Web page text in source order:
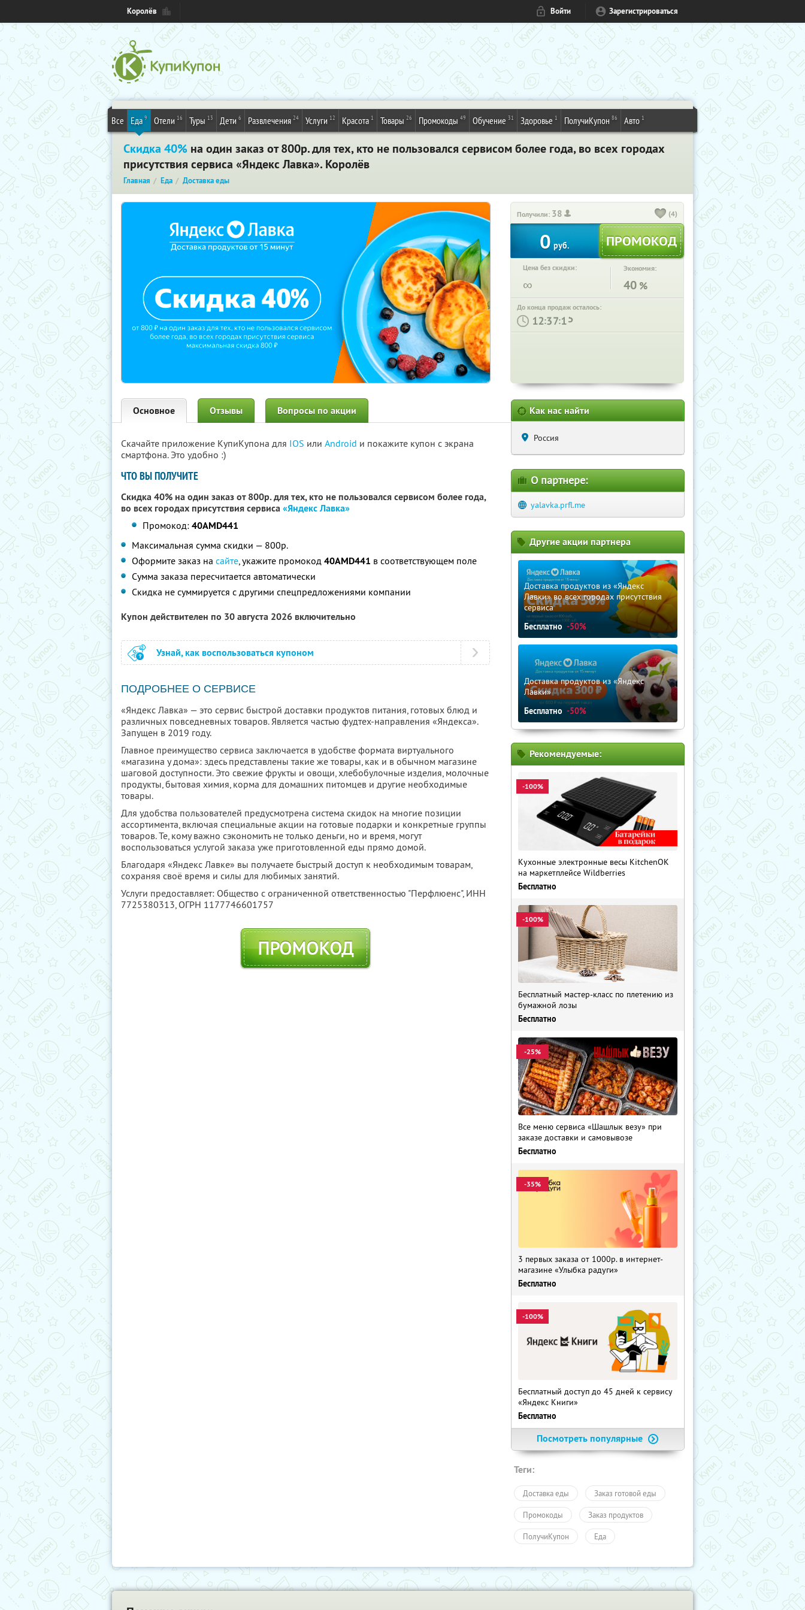
Королёв Войти Зарегистрироваться
Все Еда 9 Отели 16 Туры 13 Дети 6 Развлечения 24 Услуги 12 Красота 1 Товары 26 Промокоды 49 Обучение 31 Здоровье 1 ПолучиКупон 86 Авто 1
Скидка 40% на один заказ от 800р. для тех, кто не пользовался сервисом более года, во всех городах
присутствия сервиса «Яндекс Лавка». Королёв
Главная Еда Доставка еды
Получили: 38 (4)
0 руб.
Цена без скидки:
∞
Экономия:
40 %
До конца продаж осталось:
: :
Основное Отзывы Вопросы по акции
Скачайте приложение КупиКупона для IOS или Android и покажите купон с экрана
смартфона. Это удобно :)
ЧТО ВЫ ПОЛУЧИТЕ
Скидка 40% на один заказ от 800р. для тех, кто не пользовался сервисом более года,
во всех городах присутствия сервиса«Яндекс Лавка»
Промокод:40AMD441
Максимальная сумма скидки — 800р.
Оформите заказ на сайте, укажите промокод 40AMD441 в соответствующем поле
Сумма заказа пересчитается автоматически
Скидка не суммируется с другими спецпредложениями компании
Купон действителен по 30 августа 2026 включительно
Узнай, как воспользоваться купоном
ПОДРОБНЕЕ О СЕРВИСЕ
«Яндекс Лавка» — это сервис быстрой доставки продуктов питания, готовых блюд и
различных повседневных товаров. Является частью фудтех-направления «Яндекса».
Запущен в 2019 году.
Главное преимущество сервиса заключается в удобстве формата виртуального
«магазина у дома»: здесь представлены такие же товары, как и в обычном магазине
шаговой доступности. Это свежие фрукты и овощи, хлебобулочные изделия, молочные
продукты, бытовая химия, корма для домашних питомцев и другие необходимые
товары.
Для удобства пользователей предусмотрена система скидок на многие позиции
ассортимента, включая специальные акции на готовые подарки и конкретные группы
товаров. Те, кому важно сэкономить не только деньги, но и время, могут
воспользоваться услугой заказа уже приготовленной еды прямо домой.
Благодаря «Яндекс Лавке» вы получаете быстрый доступ к необходимым товарам,
сохраняя своё время и силы для любимых занятий.
Услуги предоставляет: Общество с ограниченной ответственностью "Перфлюенс", ИНН
7725380313, ОГРН 1177746601757
ПРОМОКОД
Как нас найти
Россия
О партнере:
yalavka.prfl.me
Другие акции партнера
Доставка продуктов из «Яндекс
Лавки» во всех городах присутствия
сервиса
Бесплатно -50%
Доставка продуктов из «Яндекс
Лавки»
Бесплатно -50%
Рекомендуемые:
-100%
Кухонные электронные весы KitchenOK
на маркетплейсе Wildberries
Бесплатно
-100%
Бесплатный мастер-класс по плетению из
бумажной лозы
Бесплатно
-25%
Все меню сервиса «Шашлык везу» при
заказе доставки и самовывозе
Бесплатно
-35%
3 первых заказа от 1000р. в интернет-
магазине «Улыбка радуги»
Бесплатно
-100%
Бесплатный доступ до 45 дней к сервису
«Яндекс Книги»
Бесплатно
Посмотреть популярные
Теги:
Доставка еды Заказ готовой еды
Промокоды Заказ продуктов
ПолучиКупон Еда